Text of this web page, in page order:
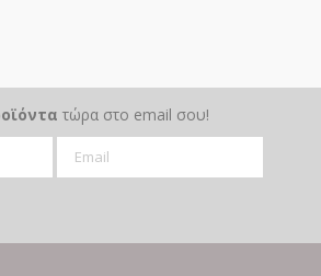
τώρα στο email σου!